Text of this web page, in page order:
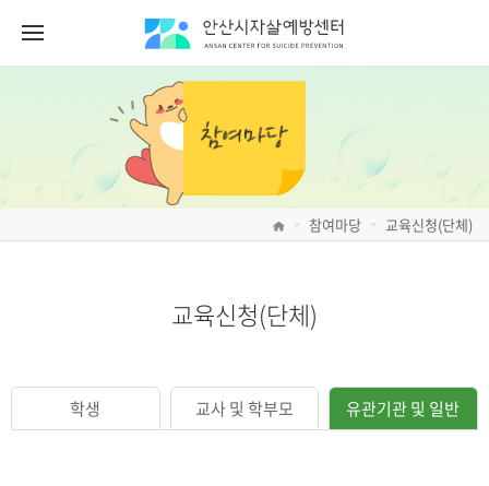
> 참여마당 > 교육신청(단체)
교육신청(단체)
학생 교사 및 학부모 유관기관 및 일반